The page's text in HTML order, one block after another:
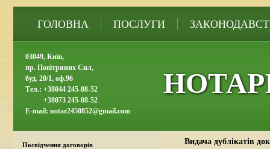
ГОЛОВНА ПОСЛУГИ
03049, Київ,
пр. Повітряних Сил,
буд. 20/1, оф.96
Тел.: +38044 245-08-52
+38073 245-08-52
E-mail: notar2450852@gmail.com
Посвідчення договорів Видача дублікатів